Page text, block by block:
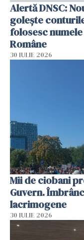
Alertă DNSC:
golește
folosesc
Române
30 IULIE 2026
Mii de ciobani
Guvern.
lacrimogene
30 IULIE 2026